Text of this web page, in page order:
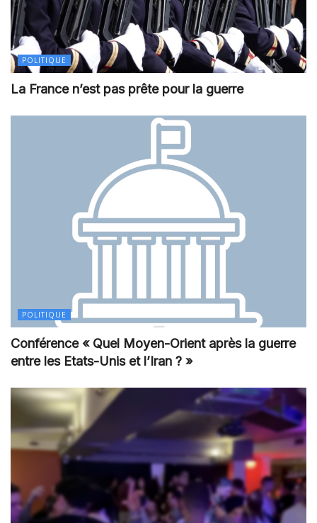
POLITIQUE
La France n’est pas prête pour la guerre
POLITIQUE
Conférence « Quel Moyen-Orient après la guerre
entre les Etats-Unis et l’Iran ? »